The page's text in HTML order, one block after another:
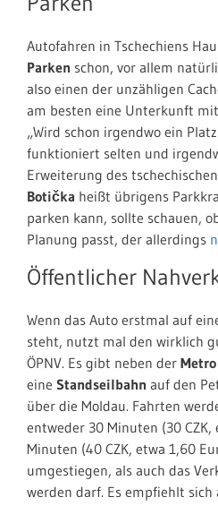
Autofahren in Tschechiens
Parken schon, vor allem
also einen der unzähligen
am besten eine Unterkunft mit
„Wird schon irgendwo ein
funktioniert selten und
Erweiterung des
Botička heißt übrigens
parken kann, sollte schauen,
Planung passt, der allerdings
Öffentlicher
Wenn das Auto erstmal auf
steht, nutzt mal den wirklich
ÖPNV. Es gibt neben der
eine Standseilbahn auf den
über die Moldau. Fahrten
entweder 30 Minuten (30
Minuten (40 CZK, etwa 1,60
umgestiegen, als auch das
werden darf. Es empfiehlt sich